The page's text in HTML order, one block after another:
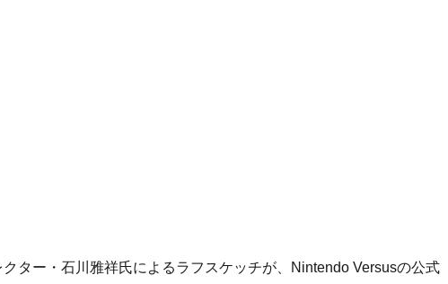
ター・石川雅祥氏によるラフスケッチが、Nintendo Versusの公式